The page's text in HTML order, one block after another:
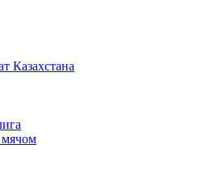
Казахстана
мячом